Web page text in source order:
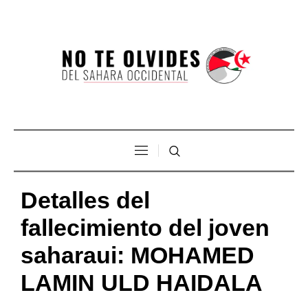
Detalles del
fallecimiento del joven
saharaui: MOHAMED
LAMIN ULD HAIDALA